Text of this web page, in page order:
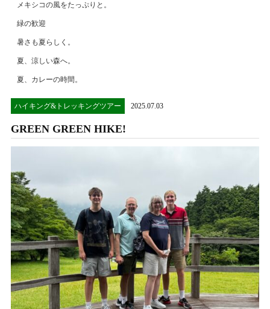
メキシコの風をたっぷりと。
緑の歓迎
暑さも夏らしく。
夏、涼しい森へ。
夏、カレーの時間。
ハイキング&トレッキングツアー 2025.07.03
GREEN GREEN HIKE!